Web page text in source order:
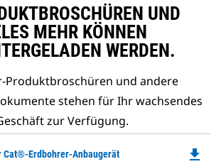
UND
MEHR KÖNNEN
WERDEN.
Produktbroschüren und andere
stehen für Ihr wachsendes
zur Verfügung.
Cat®-Erdbohrer-Anbaugerät file_download